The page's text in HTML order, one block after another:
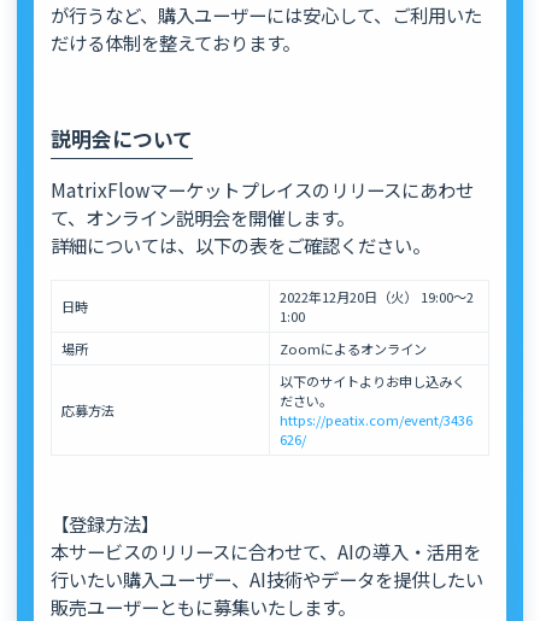
が行うなど、購入ユーザーには安心して、ご利用いた
だける体制を整えております。
説明会について
MatrixFlowマーケットプレイスのリリースにあわせ
て、オンライン説明会を開催します。
詳細については、以下の表をご確認ください。
日時
2022年12月20日（火） 19:00～2
1:00
場所
Zoomによるオンライン
応募方法
以下のサイトよりお申し込みく
ださい。
https://peatix.com/event/3436
626/
【登録方法】
本サービスのリリースに合わせて、AIの導入・活用を
行いたい購入ユーザー、AI技術やデータを提供したい
販売ユーザーともに募集いたします。